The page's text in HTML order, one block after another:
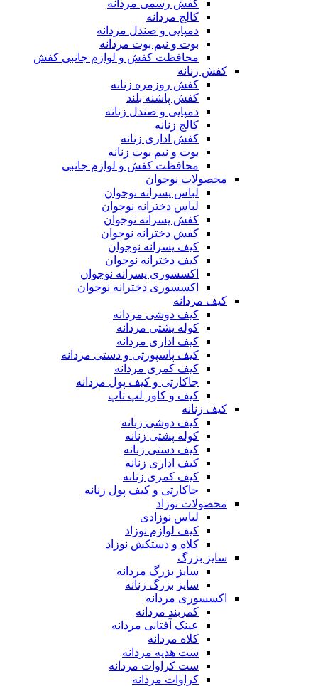
کفش رسمی مردانه
کالج مردانه
دمپایی و صندل مردانه
بوت و نیم بوت مردانه
محافظت کفش و لوازم جانبی کفش
کفش زنانه
کفش روزمره زنانه
کفش پاشنه بلند
دمپایی و صندل زنانه
کالج زنانه
کفش اداری زنانه
بوت و نیم بوت زنانه
محافظت کفش و لوازم جانبی
محصولات نوجوان
لباس پسرانه نوجوان
لباس دخترانه نوجوان
کفش پسرانه نوجوان
کفش دخترانه نوجوان
کیف پسرانه نوجوان
کیف دخترانه نوجوان
اکسسوری پسرانه نوجوان
اکسسوری دخترانه نوجوان
کیف مردانه
کیف دوشی مردانه
کوله پشتی مردانه
کیف اداری مردانه
کیف پاسپورتی و دستی مردانه
کیف کمری مردانه
جاکارتی و کیف پول مردانه
کیف و کاور لپ تاپ
کیف زنانه
کیف دوشی زنانه
کوله پشتی زنانه
کیف دستی زنانه
کیف اداری زنانه
کیف کمری زنانه
جاکارتی و کیف پول زنانه
محصولات نوزاد
لباس نوزادی
کیف لوازم نوزاد
کلاه و دستکش نوزاد
سایز بزرگ
سایز بزرگ مردانه
سایز بزرگ زنانه
اکسسوری مردانه
کمربند مردانه
عینک آفتابی مردانه
کلاه مردانه
ست هدیه مردانه
ست کراوات مردانه
کراوات مردانه